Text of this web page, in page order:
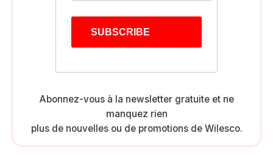
SUBSCRIBE
Abonnez-vous à la newsletter gratuite et ne
manquez rien
plus de nouvelles ou de promotions de Wilesco.